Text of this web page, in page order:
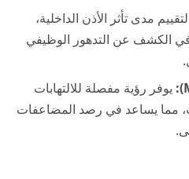
لتقييم مدى تأثر الأذن الداخلية،
الكشف عن التدهور الوظيفي
يوفر رؤية مفصلة للالتهابات
مما يساعد في رصد المضاعفات